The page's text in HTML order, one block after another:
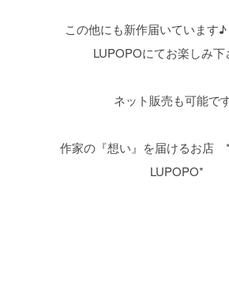
この他にも新作届いています♪
LUPOPOにてお楽しみ
ネット販売も可能で
作家の『想い』を届けるお店
LUPOPO*